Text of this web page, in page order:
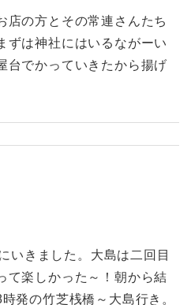
店の方とその常連さんたち
ずは神社にはいるながーい
台でかっていきたから揚げ
いきました。大島は二回目
て楽しかった～！朝から結
発の竹芝桟橋～大島行き。